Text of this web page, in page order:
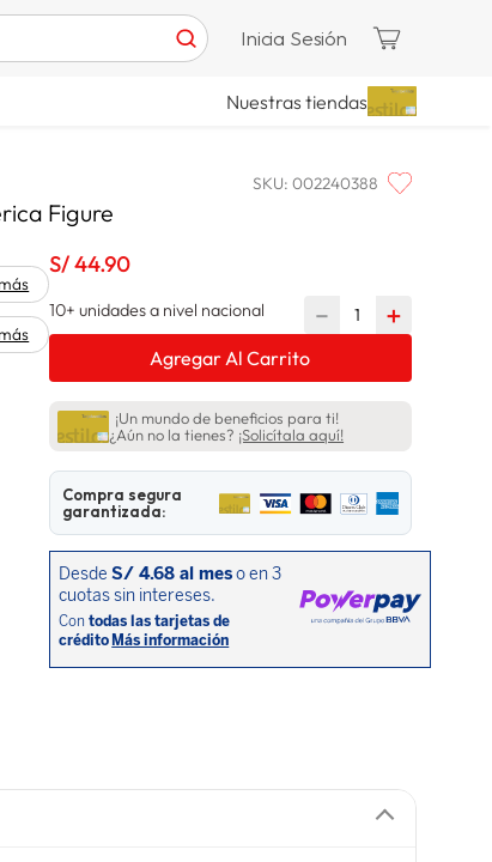
Inicia Sesión
Nuestras tiendas
SKU: 002240388
Figure
S/44.90
10+ unidades a nivel nacional ＋
－
Agregar Al Carrito
¡Un mundo de beneficios para ti!
¿Aún no la tienes? ¡Solicítala aquí!
Compra segura
garantizada: